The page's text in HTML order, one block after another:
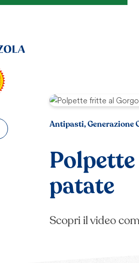
Antipasti, Generazione
patate
Scopri il video